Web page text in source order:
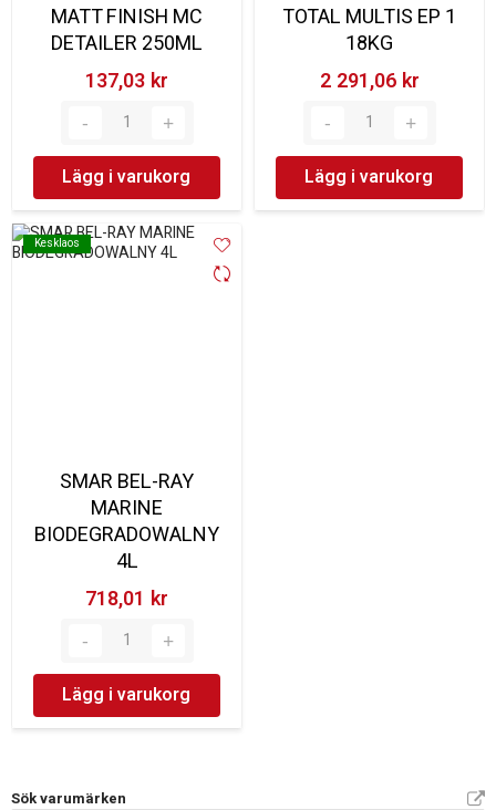
MATT FINISH MC
DETAILER 250ML
137,03 kr‎
Lägg i varukorg
TOTAL MULTIS EP 1
18KG
2 291,06 kr‎
Lägg i varukorg
Kesklaos
Kesklaos
SMAR BEL-RAY
MARINE
BIODEGRADOWALNY
4L
718,01 kr‎
Lägg i varukorg
Sök varumärken